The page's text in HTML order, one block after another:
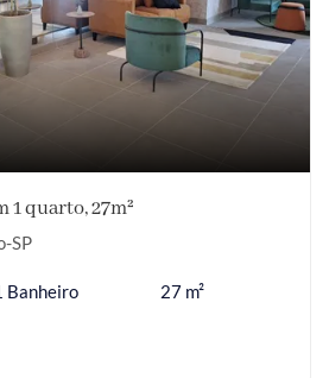
1 quarto, 27m²
SP
Banheiro 27 m²